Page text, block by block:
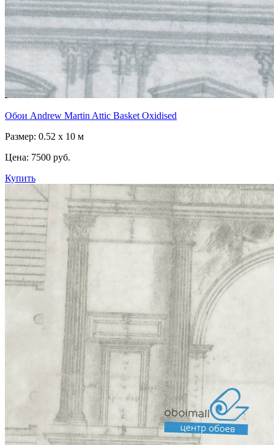
Обои Andrew Martin Attic Basket Oxidised
Размер: 0.52 x 10 м
Цена: 7500 руб.
Купить